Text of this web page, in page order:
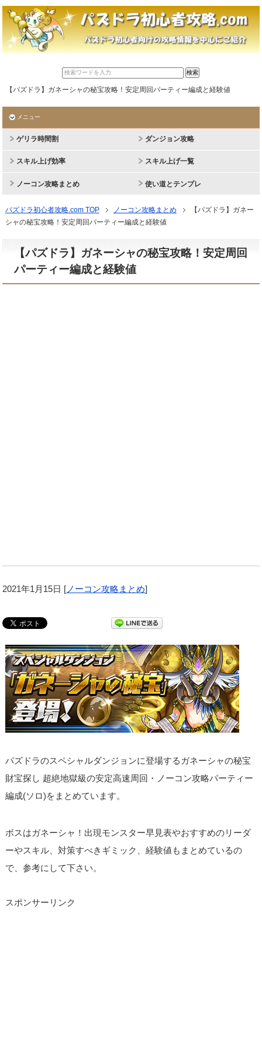
【パズドラ】ガネーシャの秘宝攻略！安定周回パーティー編成と経験値
メニュー
ゲリラ時間割 ダンジョン攻略
スキル上げ効率 スキル上げ一覧
ノーコン攻略まとめ 使い道とテンプレ
パズドラ初心者攻略.com TOP ノーコン攻略まとめ
【パズドラ】ガネー
シャの秘宝攻略！安定周回パーティー編成と経験値
【パズドラ】ガネーシャの秘宝攻略！安定周回
パーティー編成と経験値
2021年1月15日 [ ノーコン攻略まとめ]
パズドラのスペシャルダンジョンに登場するガネーシャの秘宝
財宝探し 超絶地獄級の安定高速周回・ノーコン攻略パーティー
編成(ソロ)をまとめています。
ボスはガネーシャ！出現モンスター早見表やおすすめのリーダ
ーやスキル、対策すべきギミック、経験値もまとめているの
で、参考にして下さい。
スポンサーリンク